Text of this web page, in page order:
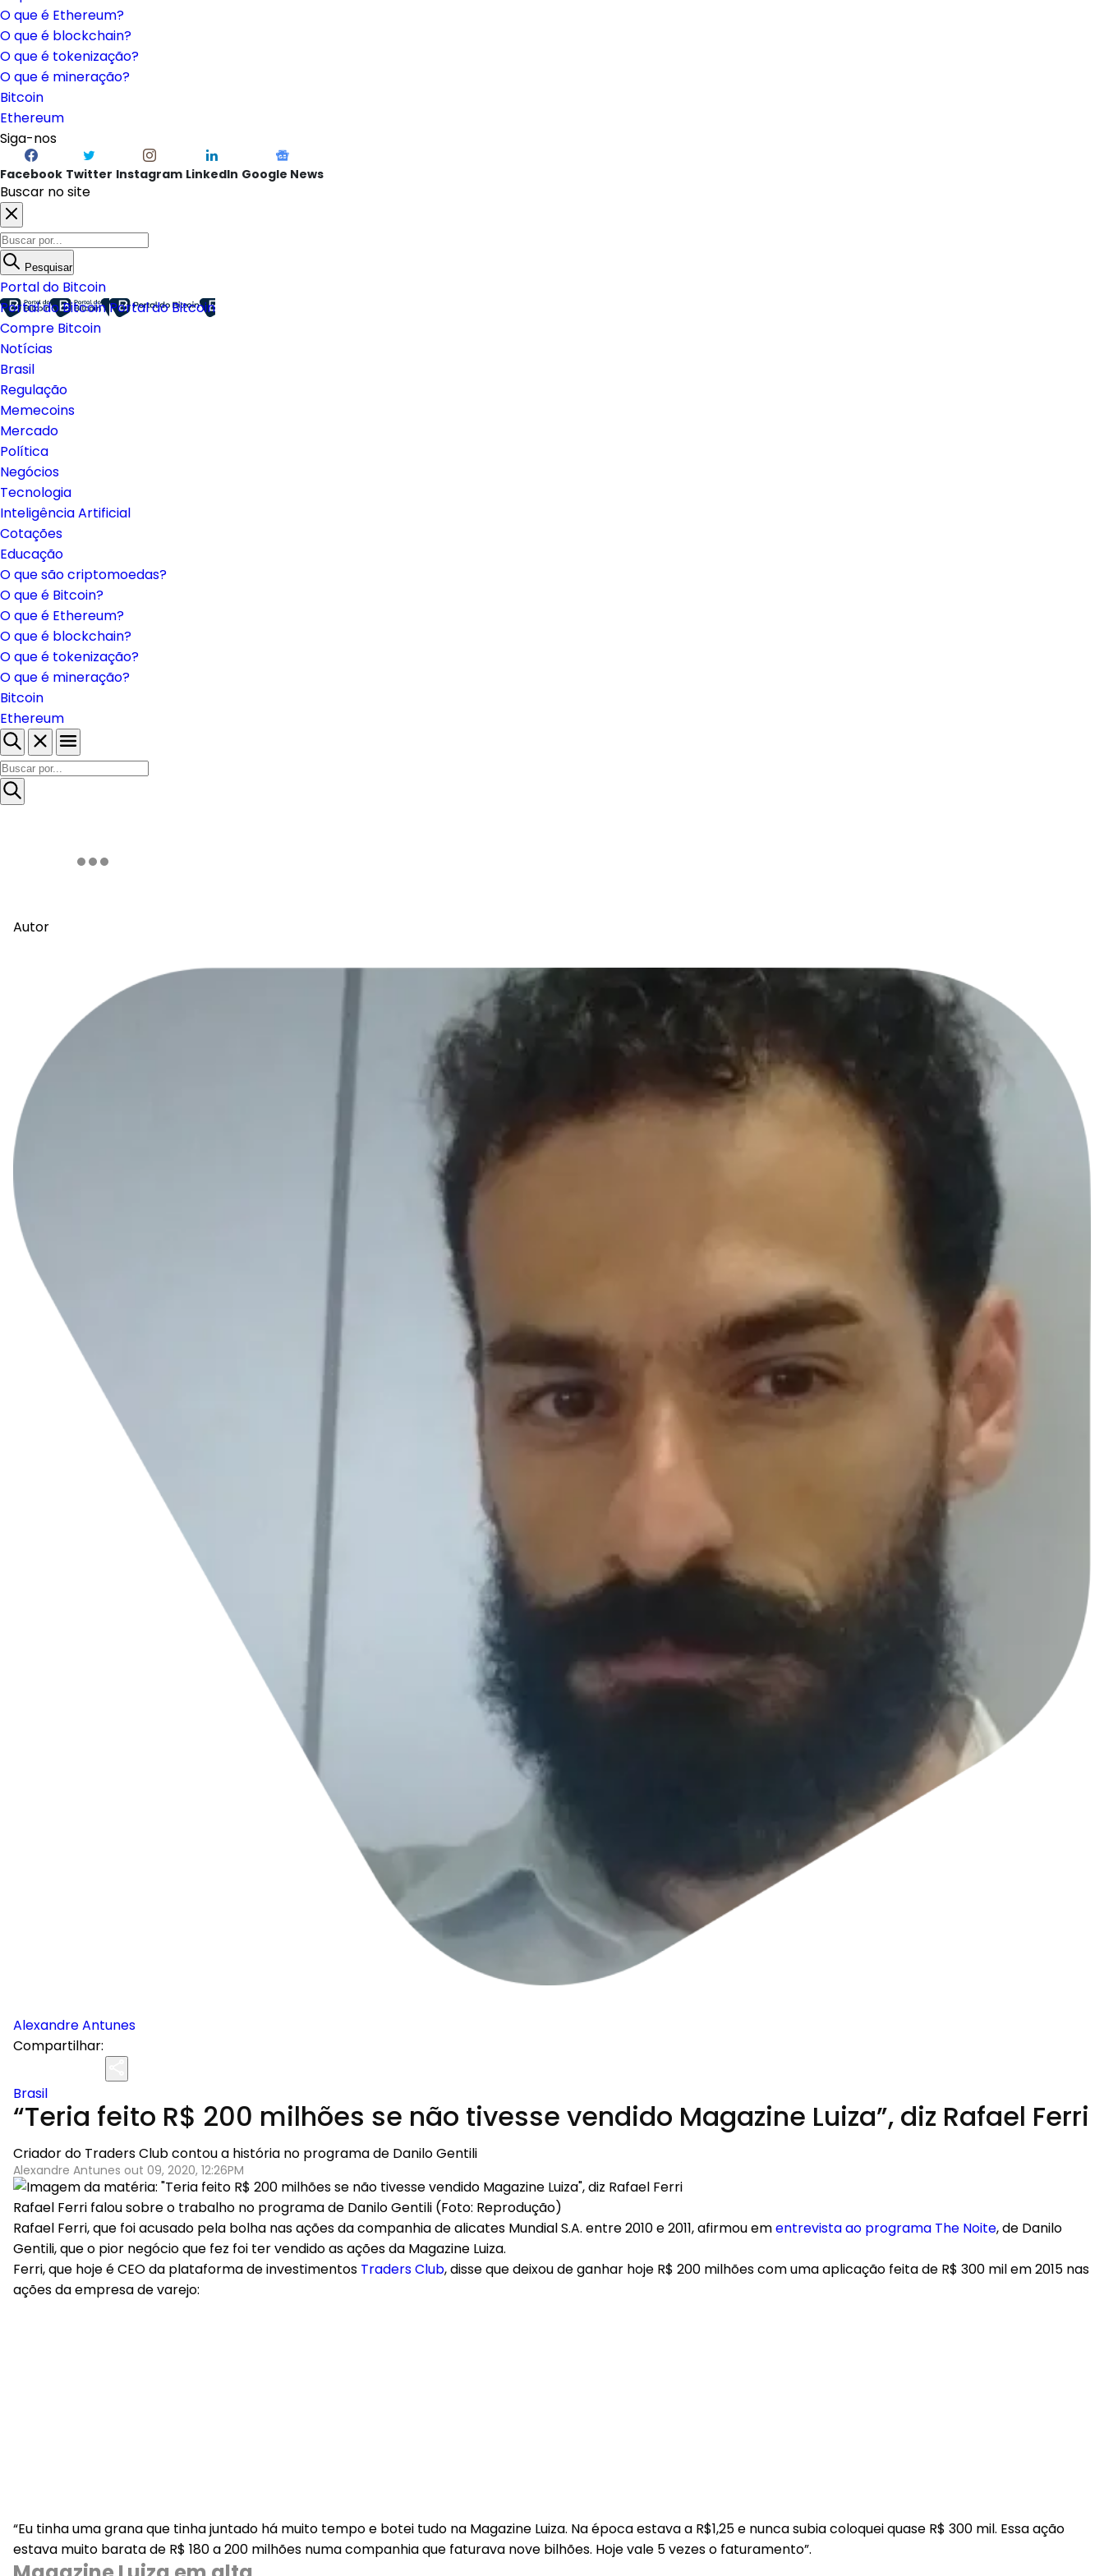
O que é Ethereum?
O que é blockchain?
O que é tokenização?
O que é mineração?
Bitcoin
Ethereum
Siga-nos
Facebook Twitter Instagram LinkedIn Google News
Buscar no site
Pesquisar
Portal do Bitcoin
Portal do BitcoinPortal do Bitcoin
Compre Bitcoin
Notícias
Brasil
Regulação
Memecoins
Mercado
Política
Negócios
Tecnologia
Inteligência Artificial
Cotações
Educação
O que são criptomoedas?
O que é Bitcoin?
O que é Ethereum?
O que é blockchain?
O que é tokenização?
O que é mineração?
Bitcoin
Ethereum
Autor
Alexandre Antunes
Compartilhar:
Brasil
“Teria feito R$ 200 milhões se não tivesse vendido Magazine Luiza”, diz Rafael Ferri
Criador do Traders Club contou a história no programa de Danilo Gentili
Alexandre Antunes out 09, 2020, 12:26PM
Rafael Ferri falou sobre o trabalho no programa de Danilo Gentili (Foto: Reprodução)
Rafael Ferri, que foi acusado pela bolha nas ações da companhia de alicates Mundial S.A. entre 2010 e 2011, afirmou ementrevista ao programa The Noite, de Danilo
Gentili, que o pior negócio que fez foi ter vendido as ações da Magazine Luiza.
Ferri, que hoje é CEO da plataforma de investimentos Traders Club, disse que deixou de ganhar hoje R$ 200 milhões com uma aplicação feita de R$ 300 mil em 2015 nas
ações da empresa de varejo:
“Eu tinha uma grana que tinha juntado há muito tempo e botei tudo na Magazine Luiza. Na época estava a R$1,25 e nunca subia coloquei quase R$ 300 mil. Essa ação
estava muito barata de R$ 180 a 200 milhões numa companhia que faturava nove bilhões. Hoje vale 5 vezes o faturamento”.